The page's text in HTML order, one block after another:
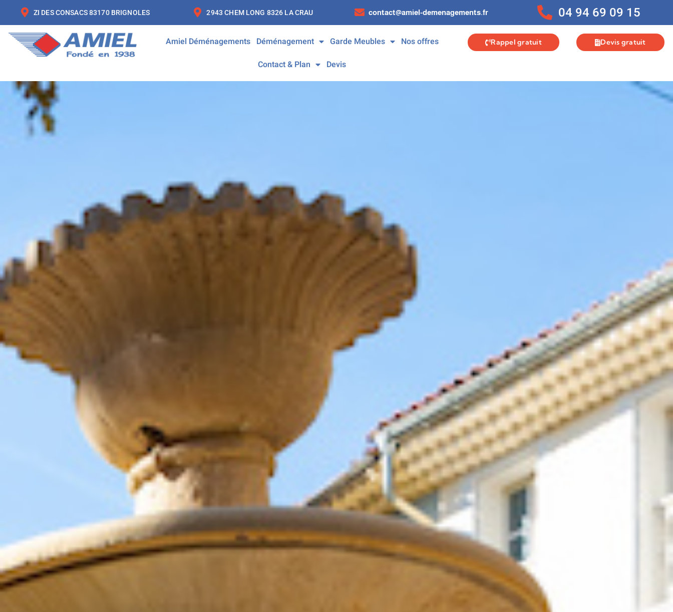
ZI DES CONSACS 83170 BRIGNOLES 2943 CHEM LONG 8326 LA CRAU contact@amiel-demenagements.fr 04 94 69 09 15
Amiel Déménagements Déménagement Garde Meubles
Nos offres
Contact & Plan
Devis
Rappel gratuit Devis gratuit